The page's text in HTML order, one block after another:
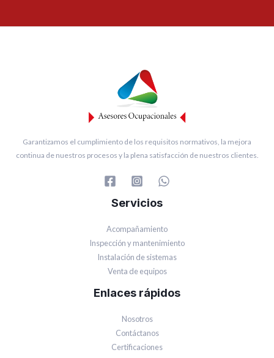
Garantizamos el cumplimiento de los requisitos normativos, la mejora
continua de nuestros procesos y la plena satisfacción de nuestros clientes.
Servicios
Acompañamiento
Inspección y mantenimiento
Instalación de sistemas
Venta de equipos
Enlaces rápidos
Nosotros
Contáctanos
Certificaciones